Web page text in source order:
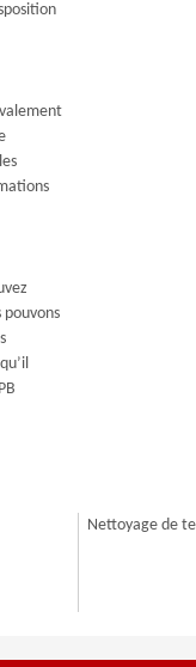
pouvons
Nettoyage de